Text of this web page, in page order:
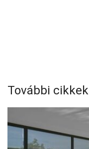
További cikkek